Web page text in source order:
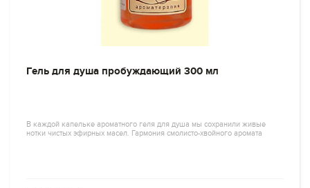
Гель для душа пробуждающий 300 мл
В каждой капельке ароматного геля для душа мы сохранили живые
нотки чистых эфирных масел. Гармония смолисто-хвойного аромата